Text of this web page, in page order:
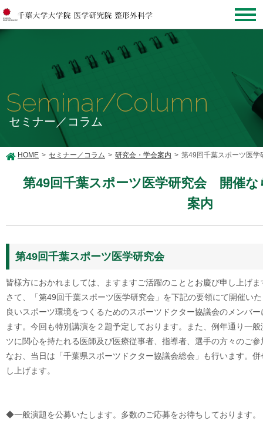
Seminar/Column
セミナー／コラム
HOME セミナー／コラム 研究会・学会案内 第49回千葉スポーツ医
第49回千葉スポーツ医学研究会 開催な
案内
第49回千葉スポーツ医学研究会
皆様方におかれましては、ますますご活躍のこととお慶び申し上げま
さて、「第49回千葉スポーツ医学研究会」を下記の要領にて開催い
良いスポーツ環境をつくるためのスポーツドクター協議会のメンバ
ます。今回も特別講演を２題予定しております。また、例年通り一
ツに関心を持たれる医師及び医療従事者、指導者、選手の方々のご
なお、当日は「千葉県スポーツドクター協議会総会」も行います。
し上げます。
◆一般演題を公募いたします。多数のご応募をお待ちしております。